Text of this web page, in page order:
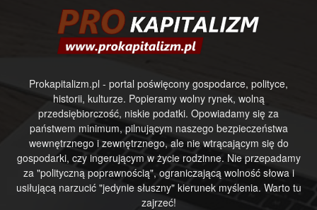
Prokapitalizm.pl - portal poświęcony gospodarce, polityce,
historii, kulturze. Popieramy wolny rynek, wolną
przedsiębiorczość, niskie podatki. Opowiadamy się za
państwem minimum, pilnującym naszego bezpieczeństwa
wewnętrznego i zewnętrznego, ale nie wtrącającym się do
gospodarki, czy ingerującym w życie rodzinne. Nie przepadamy
za "polityczną poprawnością", ograniczającą wolność słowa i
usiłującą narzucić "jedynie słuszny" kierunek myślenia. Warto tu
zajrzeć!